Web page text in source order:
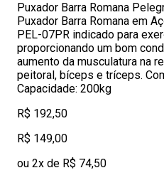
Puxador Barra Romana
Puxador Barra Romana em
PEL-07PR indicado para
proporcionando um bom
aumento da musculatura na
peitoral, bíceps e tríceps.
Capacidade: 200kg
R$ 192,50
R$ 149,00
ou 2x de R$ 74,50